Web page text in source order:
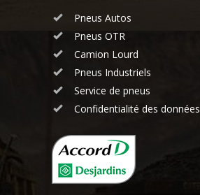
Pneus Autos
Pneus OTR
Camion Lourd
Pneus Industriels
Service de pneus
Confidentialité des données